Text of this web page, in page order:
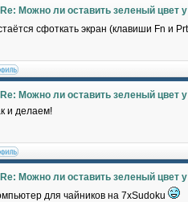
Re: Можно ли оставить зеленый цвет
сфоткать экран (клавиши Fn и
Re: Можно ли оставить зеленый цвет
и делаем!
Re: Можно ли оставить зеленый цвет
для чайников на 7xSudoku